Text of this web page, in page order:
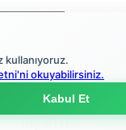
0
0
TAKIM
kullanıyoruz.
okuyabilirsiniz.
Kabul Et